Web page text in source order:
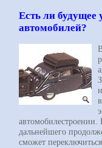
Есть ли будущее
автомобилей?
автомобилестроении.
дальнейшего
сможет